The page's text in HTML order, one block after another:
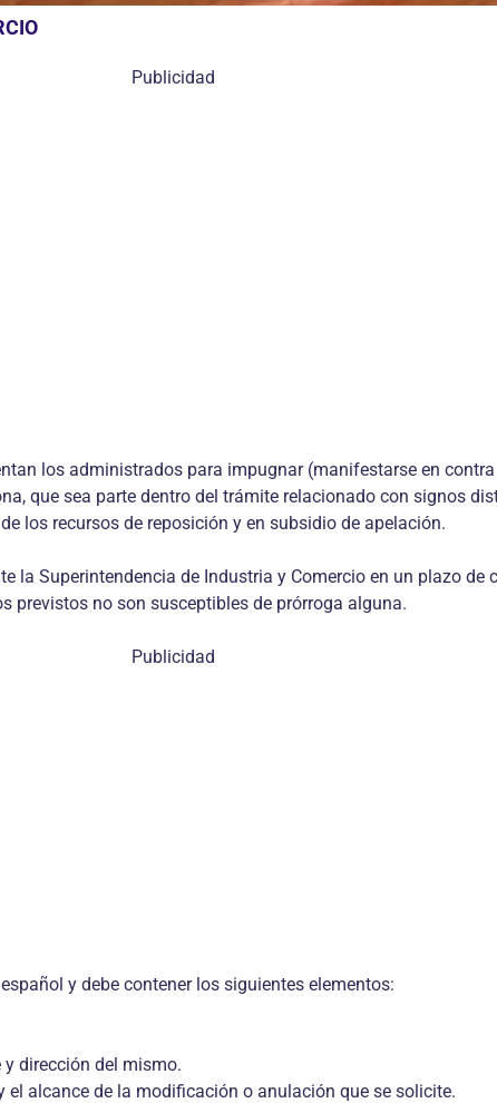
Publicidad
los administrados para impugnar (manifestarse en
que sea parte dentro del trámite relacionado con signos
los recursos de reposición y en subsidio de apelación.
la Superintendencia de Industria y Comercio en un plazo
previstos no son susceptibles de prórroga alguna.
Publicidad
y debe contener los siguientes elementos:
y dirección del mismo.
alcance de la modificación o anulación que se solicite.